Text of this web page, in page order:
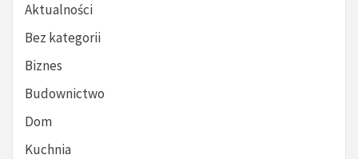
Aktualności
Bez kategorii
Biznes
Budownictwo
Dom
Kuchnia